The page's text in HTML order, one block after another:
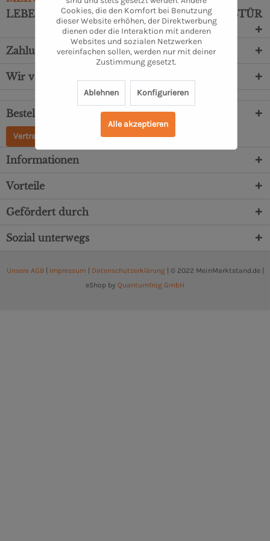
LEBENSMITTEL DIREKT VOR DEINE HAUSTÜR
Zahlungsarten
Wir versenden mit
Bestellung, Service & Beratung
Vertrag widerrufen
Informationen
Vorteile
Gefördert durch
Sozial unterwegs
Unsere AGB| Impressum Datenschutzerklärung| © 2022 MeinMarktstand.de |
eShop by Quantumfrog GmbH
Cookies, die den Komfort bei Benutzung
dieser Website erhöhen, der Direktwerbung
dienen oder die Interaktion mit anderen
Websites und sozialen Netzwerken
vereinfachen sollen, werden nur mit deiner
Zustimmung gesetzt.
Ablehnen Konfigurieren
Alle akzeptieren